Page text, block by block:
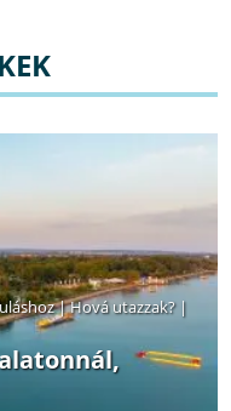
|Hová utazzak? |